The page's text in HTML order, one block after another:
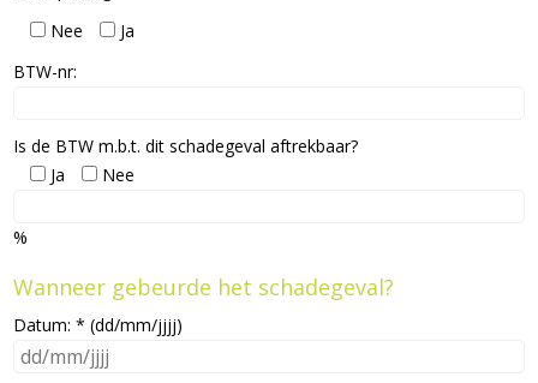
Nee
Ja
BTW-nr:
Is de BTW m.b.t. dit schadegeval aftrekbaar?
Ja
Nee
%
Wanneer gebeurde het schadegeval?
Datum: * (dd/mm/jjjj)